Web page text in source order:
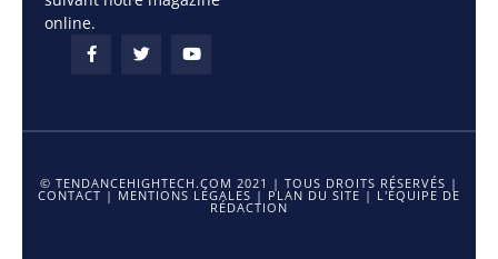
online.
© TENDANCEHIGHTECH.COM 2021 | TOUS DROITS RÉSERVÉS |
CONTACT | MENTIONS LÉGALES | PLAN DU SITE | L'ÉQUIPE DE
RÉDACTION